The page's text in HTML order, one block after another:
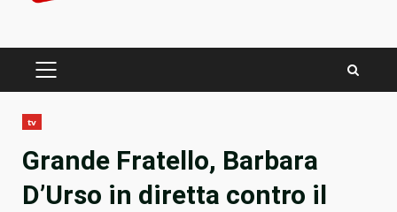
PRIMARY
tv
Grande Fratello, Barbara
D’Urso in diretta contro il